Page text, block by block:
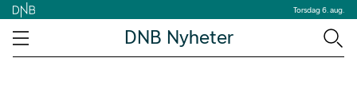
Torsdag 6. aug.
DNB Nyheter